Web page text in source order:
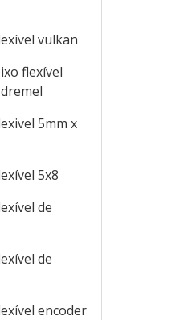
vulkan
flexível
5mm x
5x8
de
de
encoder